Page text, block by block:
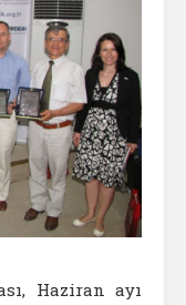
Haziran ayı